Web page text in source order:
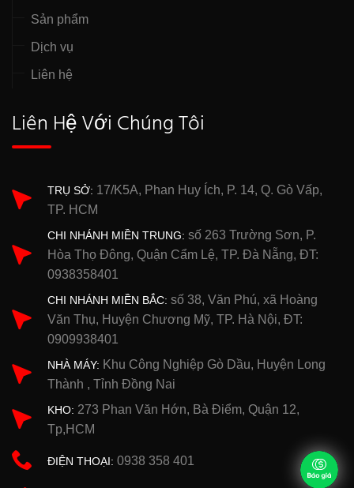
Sản phẩm
Dịch vụ
Liên hệ
Liên Hệ Với Chúng Tôi
TRỤ SỞ: 17/K5A, Phan Huy Ích, P. 14, Q. Gò Vấp,
TP. HCM
CHI NHÁNH MIỀN TRUNG: số 263 Trường Sơn, P.
Hòa Thọ Đông, Quận Cẩm Lệ, TP. Đà Nẵng, ĐT:
0938358401
CHI NHÁNH MIỀN BẮC: số 38, Văn Phú, xã Hoàng
Văn Thụ, Huyện Chương Mỹ, TP. Hà Nội, ĐT:
0909938401
NHÀ MÁY: Khu Công Nghiệp Gò Dầu, Huyện Long
Thành , Tỉnh Đồng Nai
KHO: 273 Phan Văn Hớn, Bà Điểm, Quận 12,
Tp,HCM
ĐIỆN THOẠI: 0938 358 401